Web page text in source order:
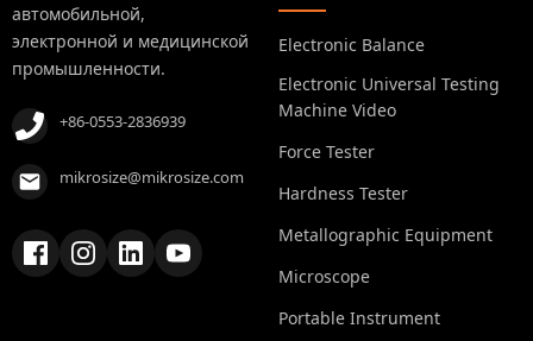
автомобильной,
электронной и медицинской
промышленности.
+86-0553-2836939
mikrosize@mikrosize.com
Electronic Balance
Electronic Universal Testing
Machine Video
Force Tester
Hardness Tester
Metallographic Equipment
Microscope
Portable Instrument